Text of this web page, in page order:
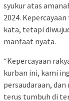
syukur atas
2024.
kata, tetapi
manfaat nyata.
“Kepercayaan
kurban ini, kami
persaudaraan,
terus tumbuh di